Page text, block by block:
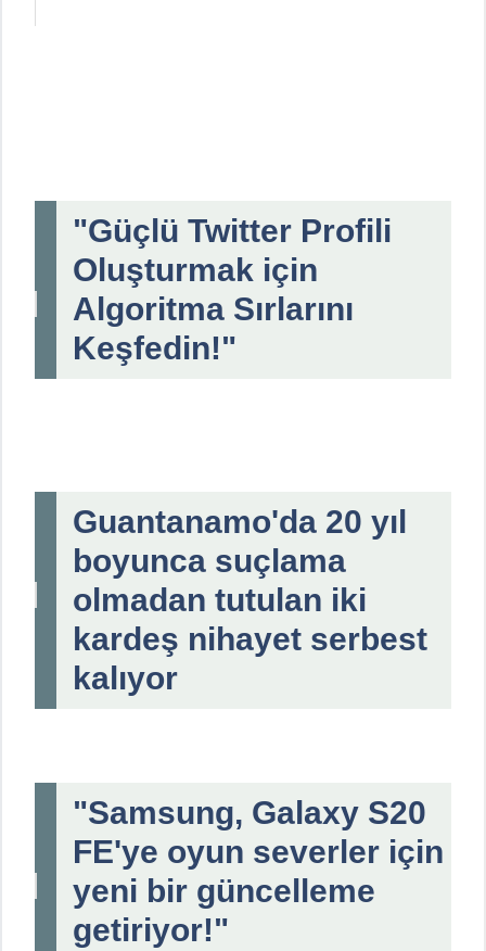
"Güçlü Twitter Profili
Oluşturmak için
Algoritma Sırlarını
Keşfedin!"
Guantanamo'da 20 yıl
boyunca suçlama
olmadan tutulan iki
kardeş nihayet serbest
kalıyor
"Samsung, Galaxy S20
FE'ye oyun severler için
yeni bir güncelleme
getiriyor!"